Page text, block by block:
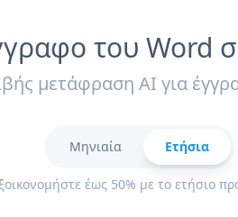
του Word
μετάφραση AI για
Μηνιαία Ετήσια
έως 50% με το ετήσιο